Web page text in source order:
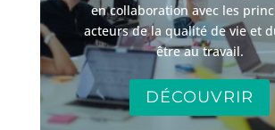
en collaboration avec les
acteurs de la qualité de vie et
être au travail.
DÉCOUVRIR